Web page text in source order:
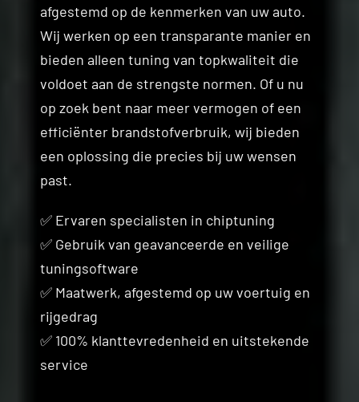
afgestemd op de kenmerken van uw auto.
Wij werken op een transparante manier en
bieden alleen tuning van topkwaliteit die
voldoet aan de strengste normen. Of u nu
op zoek bent naar meer vermogen of een
efficiënter brandstofverbruik, wij bieden
een oplossing die precies bij uw wensen
past.
✅ Ervaren specialisten in chiptuning
✅ Gebruik van geavanceerde en veilige
tuningsoftware
✅ Maatwerk, afgestemd op uw voertuig en
rijgedrag
✅ 100% klanttevredenheid en uitstekende
service